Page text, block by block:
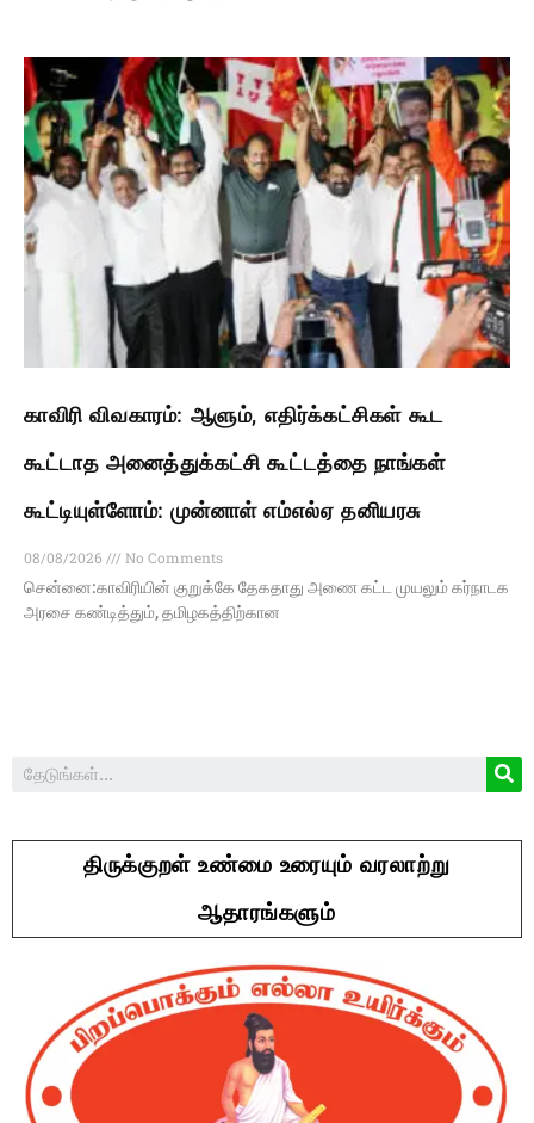
காவிரி விவகாரம்: ஆளும், எதிர்க்கட்சிகள் கூட
கூட்டாத அனைத்துக்கட்சி கூட்டத்தை நாங்கள்
கூட்டியுள்ளோம்: முன்னாள் எம்எல்ஏ தனியரசு
08/08/2026
No Comments
சென்னை:காவிரியின் குறுக்கே தேகதாது அணை கட்ட முயலும் கர்நாடக
அரசை கண்டித்தும், தமிழகத்திற்கான
திருக்குறள் உண்மை உரையும் வரலாற்று
ஆதாரங்களும்